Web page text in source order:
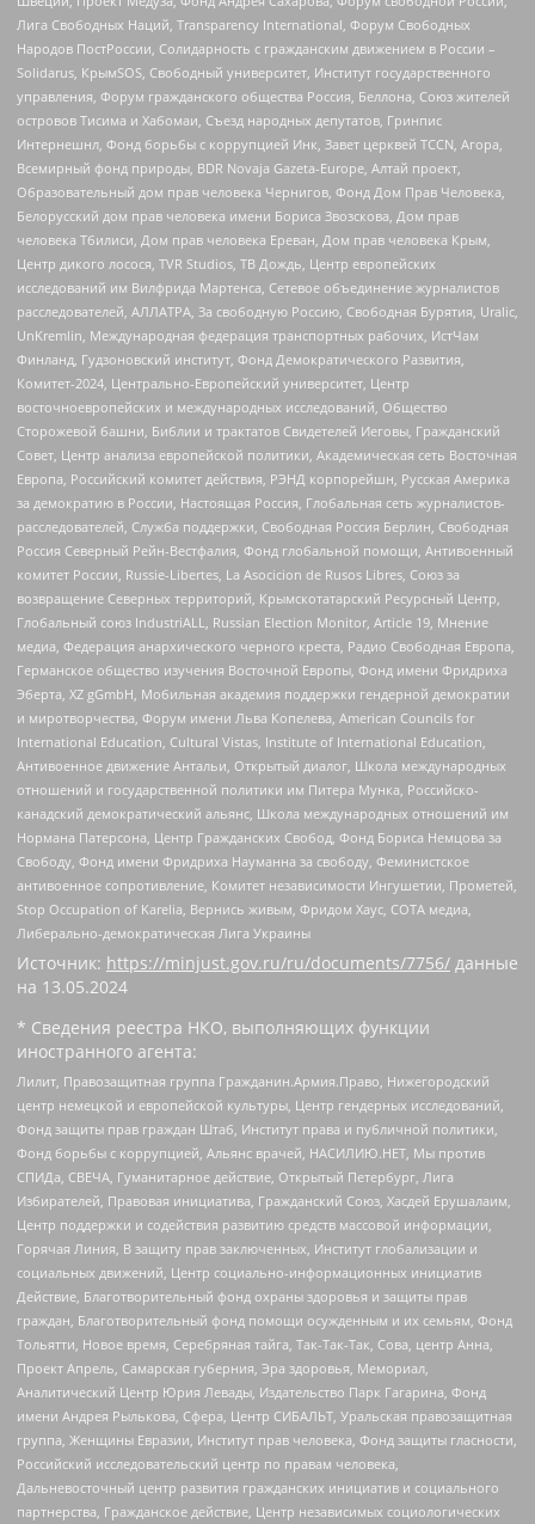
Лига Свободных Наций, Transparеncy International, Форум Свободных
Народов ПостРоссии, Солидарность с гражданским движением в России –
Solidarus, КрымSOS, Свободный университет, Институт государственного
управления, Форум гражданского общества Россия, Беллона, Союз жителей
островов Тисима и Хабомаи, Съезд народных депутатов, Гринпис
Интернешнл, Фонд борьбы с коррупцией Инк, Завет церквей TCCN, Агора,
Всемирный фонд природы, BDR Novaja Gazeta-Europe, Алтай проект,
Образовательный дом прав человека Чернигов, Фонд Дом Прав Человека,
Белорусский дом прав человека имени Бориса Звозскова, Дом прав
человека Тбилиси, Дом прав человека Ереван, Дом прав человека Крым,
Центр дикого лосося, TVR Studios, ТВ Дождь, Центр европейских
исследований им Вилфрида Мартенса, Сетевое объединение журналистов
расследователей, АЛЛАТРА, За свободную Россию, Свободная Бурятия, Uralic,
UnKremlin, Международная федерация транспортных рабочих, ИстЧам
Финланд, Гудзоновский институт, Фонд Демократического Развития,
Комитет-2024, Центрально-Европейский университет, Центр
восточноевропейских и международных исследований, Общество
Сторожевой башни, Библии и трактатов Свидетелей Иеговы, Гражданский
Совет, Центр анализа европейской политики, Академическая сеть Восточная
Европа, Российский комитет действия, РЭНД корпорейшн, Русская Америка
за демократию в России, Настоящая Россия, Глобальная сеть журналистов-
расследователей, Служба поддержки, Свободная Россия Берлин, Свободная
Россия Северный Рейн-Вестфалия, Фонд глобальной помощи, Антивоенный
комитет России, Russie-Libertes, La Asocicion de Rusos Libres, Союз за
возвращение Северных территорий, Крымскотатарский Ресурсный Центр,
Глобальный союз IndustriALL, Russian Election Monitor, Article 19, Мнение
медиа, Федерация анархического черного креста, Радио Свободная Европа,
Германское общество изучения Восточной Европы, Фонд имени Фридриха
Эберта, XZ gGmbH, Мобильная академия поддержки гендерной демократии
и миротворчества, Форум имени Льва Копелева, American Councils for
International Education, Cultural Vistas, Institute of International Education,
Антивоенное движение Антальи, Открытый диалог, Школа международных
отношений и государственной политики им Питера Мунка, Российско-
канадский демократический альянс, Школа международных отношений им
Нормана Патерсона, Центр Гражданских Свобод, Фонд Бориса Немцова за
Свободу, Фонд имени Фридриха Науманна за свободу, Феминистское
антивоенное сопротивление, Комитет независимости Ингушетии, Прометей,
Stop Occupation of Karelia, Вернись живым, Фридом Хаус, СОТА медиа,
Либерально-демократическая Лига Украины
Источник: https://minjust.gov.ru/ru/documents/7756/ данные
на 13.05.2024
* Сведения реестра НКО, выполняющих функции
иностранного агента:
Лилит, Правозащитная группа Гражданин.Армия.Право, Нижегородский
центр немецкой и европейской культуры, Центр гендерных исследований,
Фонд защиты прав граждан Штаб, Институт права и публичной политики,
Фонд борьбы с коррупцией, Альянс врачей, НАСИЛИЮ.НЕТ, Мы против
СПИДа, СВЕЧА, Гуманитарное действие, Открытый Петербург, Лига
Избирателей, Правовая инициатива, Гражданский Союз, Хасдей Ерушалаим,
Центр поддержки и содействия развитию средств массовой информации,
Горячая Линия, В защиту прав заключенных, Институт глобализации и
социальных движений, Центр социально-информационных инициатив
Действие, Благотворительный фонд охраны здоровья и защиты прав
граждан, Благотворительный фонд помощи осужденным и их семьям, Фонд
Тольятти, Новое время, Серебряная тайга, Так-Так-Так, Сова, центр Анна,
Проект Апрель, Самарская губерния, Эра здоровья, Мемориал,
Аналитический Центр Юрия Левады, Издательство Парк Гагарина, Фонд
имени Андрея Рылькова, Сфера, Центр СИБАЛЬТ, Уральская правозащитная
группа, Женщины Евразии, Институт прав человека, Фонд защиты гласности,
Российский исследовательский центр по правам человека,
Дальневосточный центр развития гражданских инициатив и социального
партнерства, Гражданское действие, Центр независимых социологических